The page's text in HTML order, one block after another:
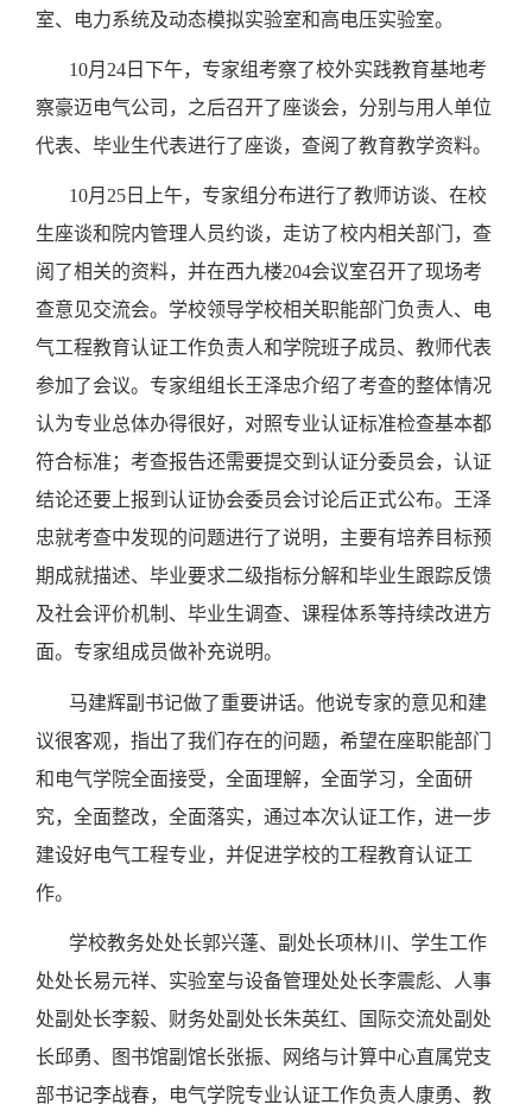
室、电力系统及动态模拟实验室和高电压实验室。
10月 24 日下午，专家组考察了校外实践教育基地考
察豪迈电气公司，之后召开了座谈会，分别与用人单位
代表、毕业生代表进行了座谈，查阅了教育教学资料。
10月 25 日上午，专家组分布进行了教师访谈、在校
生座谈和院内管理人员约谈，走访了校内相关部门，查
阅了相关的资料，并在西九楼204会议室召开了现场考
查意见交流会。学校领导学校相关职能部门负责人、电
气工程教育认证工作负责人和学院班子成员、教师代表
参加了会议。专家组组长王泽忠介绍了考查的整体情况
认为专业总体办得很好，对照专业认证标准检查基本都
符合标准；考查报告还需要提交到认证分委员会，认证
结论还要上报到认证协会委员会讨论后正式公布。王泽
忠就考查中发现的问题进行了说明，主要有培养目标预
期成就描述、毕业要求二级指标分解和毕业生跟踪反馈
及社会评价机制、毕业生调查、课程体系等持续改进方
面。专家组成员做补充说明。
马建辉副书记做了重要讲话。他说专家的意见和建
议很客观，指出了我们存在的问题，希望在座职能部门
和电气学院全面接受，全面理解，全面学习，全面研
究，全面整改，全面落实，通过本次认证工作，进一步
建设好电气工程专业，并促进学校的工程教育认证工
作。
学校教务处处长郭兴蓬、副处长项林川、学生工作
处处长易元祥、实验室与设备管理处处长李震彪、人事
处副处长李毅、财务处副处长朱英红、国际交流处副处
长邱勇、图书馆副馆长张振、网络与计算中心直属党支
部书记李战春，电气学院专业认证工作负责人康勇、教